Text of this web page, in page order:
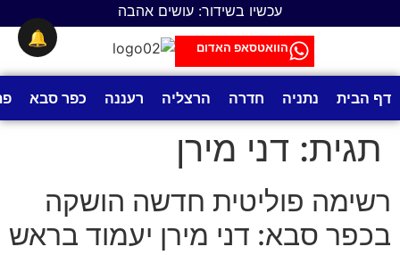
עכשיו בשידור: עושים אהבה
הוואטסאפ האדום
דף הבית נתניה חדרה הרצליה רעננה כפר סבא
תגית: דני מירן
רשימה פוליטית חדשה הושקה
בכפר סבא: דני מירן יעמוד בראש
🔔